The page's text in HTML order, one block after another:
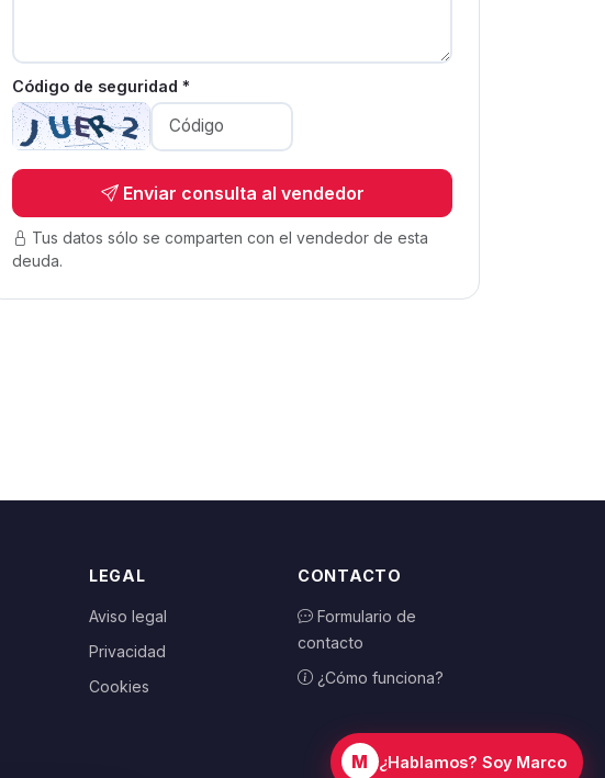
Código de seguridad *
Enviar consulta al vendedor
Tus datos sólo se comparten con el vendedor de esta
deuda.
LEGAL
Aviso legal
Privacidad
Cookies
CONTACTO
Formulario de
contacto
¿Cómo funciona?
M ¿Hablamos? Soy Marco